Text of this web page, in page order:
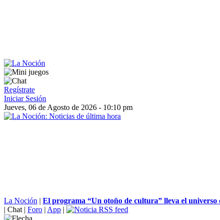
Regístrate
Iniciar Sesión
Jueves, 06 de Agosto de 2026 - 10:10 pm
La Noción | El programa “Un otoño de cultura” lleva el universo
| Chat | Foro | App |